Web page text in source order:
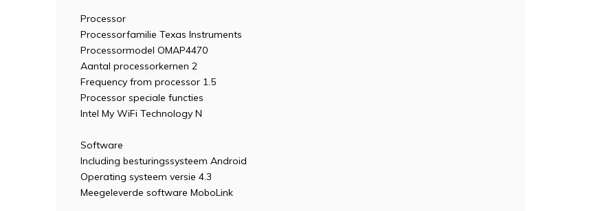
Processor
Processorfamilie Texas Instruments
Processormodel OMAP4470
Aantal processorkernen 2
Frequency from processor 1.5
Processor speciale functies
Intel My WiFi Technology N
Software
Including besturingssysteem Android
Operating systeem versie 4.3
Meegeleverde software MoboLink